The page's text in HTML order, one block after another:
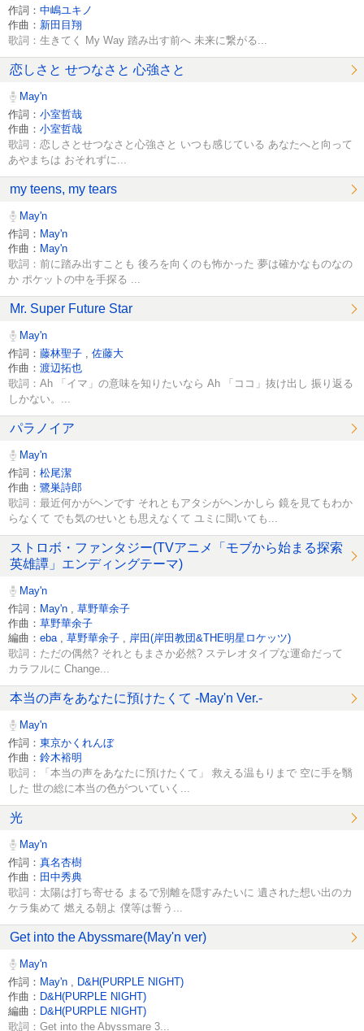
作詞： 中嶋ユキノ
作曲： 新田目翔
歌詞：生きてく My Way 踏み出す前へ 未来に繋がる...
恋しさと せつなさと 心強さと
May'n
作詞： 小室哲哉
作曲： 小室哲哉
歌詞：恋しさとせつなさと心強さと いつも感じている あなたへと向って
あやまちは おそれずに...
my teens, my tears
May'n
作詞： May'n
作曲： May'n
歌詞：前に踏み出すことも 後ろを向くのも怖かった 夢は確かなものなの
か ポケットの中を手探る ...
Mr. Super Future Star
May'n
作詞： 藤林聖子
佐藤大
作曲： 渡辺拓也
歌詞：Ah 「イマ」の意味を知りたいなら Ah 「ココ」抜け出し 振り返る
しかない。...
パラノイア
May'n
作詞： 松尾潔
作曲： 鷺巣詩郎
歌詞：最近何かがヘンです それともアタシがヘンかしら 鏡を見てもわか
らなくて でも気のせいとも思えなくて ユミに聞いても...
ストロボ・ファンタジー(TVアニメ「モブから始まる探索
英雄譚」エンディングテーマ)
May'n
作詞： May'n
草野華余子
作曲： 草野華余子
編曲： eba 草野華余子 岸田(岸田教団&THE明星ロケッツ)
歌詞：ただの偶然? それともまさか必然? ステレオタイプな運命だって
カラフルに Change...
本当の声をあなたに預けたくて -May'n Ver.-
May'n
作詞： 東京かくれんぼ
作曲： 鈴木裕明
歌詞：「本当の声をあなたに預けたくて」 救える温もりまで 空に手を翳
した 世の総に本当の色がついていく...
光
May'n
作詞： 真名杏樹
作曲： 田中秀典
歌詞：太陽は打ち寄せる まるで別離を隠すみたいに 遺された想い出のカ
ケラ集めて 燃える朝よ 僕等は誓う...
Get into the Abyssmare(May'n ver)
May'n
作詞： May'n
D&H(PURPLE NIGHT)
作曲： D&H(PURPLE NIGHT)
編曲： D&H(PURPLE NIGHT)
歌詞：Get into the Abyssmare 3...